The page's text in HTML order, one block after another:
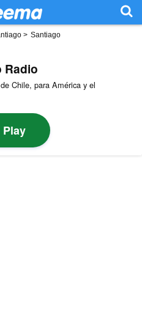
> Santiago
Radio
Chile, para América y el
Play